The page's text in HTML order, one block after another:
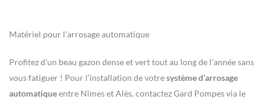
Matériel pour l'arrosage automatique
Profitez d’un beau gazon dense et vert tout au long de l’année sans
vous fatiguer ! Pour l’installation de votresystème d’arrosage
automatiqueentre Nîmes et Alès, contactez Gard Pompes via le